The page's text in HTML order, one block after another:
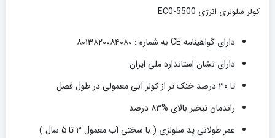
کولر سلولزی انرژی EC0-5500
دارای گواهینامه CE به شماره : ۸۰۱۳۸۲۰۰۸۴۰۸۰
دارای نشان استاندارد ملی ایران
تا ۳۰ درصد خنک تر از کولر آبی معمولی در طول فصل
راندمان تبخیر بالای %۸۳ درصد
عمر طولانی پد سلولزی ( با سختی آب معمول ۳ تا ۵ سال )